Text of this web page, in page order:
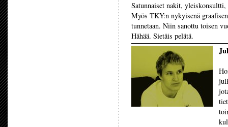
Satunnaiset nakit,
Myös TKY:n nykyisenä
tunnetaan. Niin sanottu toisen
Hähää. Sietäis pelätä.